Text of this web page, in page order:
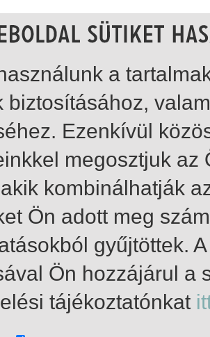
a
biztosításához,
Ezenkívül
megosztjuk
kombinálhatják
Ön adott meg
gyűjtöttek.
Ön hozzájárul a
tájékoztatónkat